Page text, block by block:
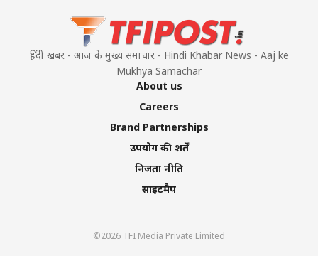
हिंदी खबर - आज के मुख्य समाचार - Hindi Khabar News - Aaj ke
Mukhya Samachar
About us
Careers
Brand Partnerships
उपयोग की शर्तें
निजता नीति
साइटमैप
©2026 TFI Media Private Limited